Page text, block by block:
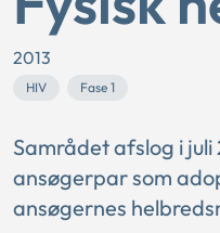
2013
HIV Fase 1
Samrådet afslog i
ansøgerpar som
ansøgernes